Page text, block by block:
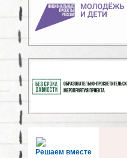
Решаем вместе